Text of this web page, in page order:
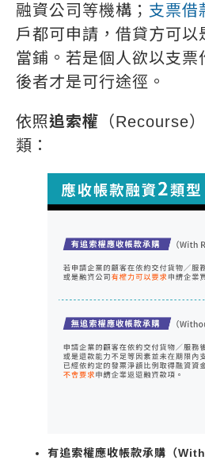
融資公司等機構； 支票借
戶都可申請，借貸方可以
當鋪。若是個人欲以支票
後者才是可行途徑。
依照追索權 （Recourse
類：
有追索權應收帳款承購（